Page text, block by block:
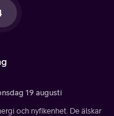
19 augusti
och nyfikenhet. De älskar